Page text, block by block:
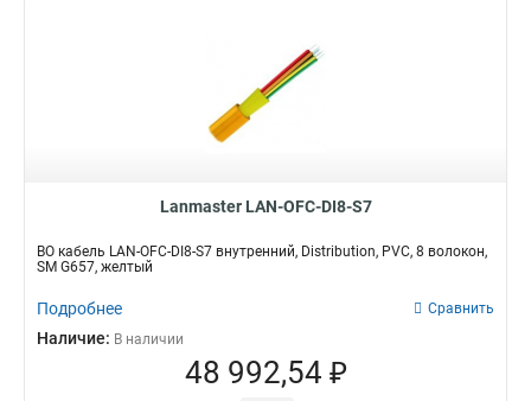
Lanmaster LAN-OFC-DI8-S7
ВО кабель LAN-OFC-DI8-S7 внутренний, Distribution, PVC, 8 волокон,
SM G657, желтый
Подробнее Сравнить
Наличие: В наличии
48 992,54 ₽